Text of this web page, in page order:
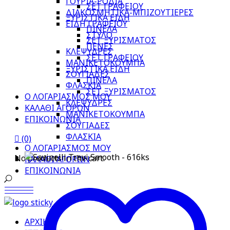
ΣΕΤ ΓΡΑΦΕΙΟΥ
ΞΥΡΙΣΤΙΚΑ ΕΙΔΗ
ΠΙΝΕΛΑ
ΣΕΤ ΞΥΡΙΣΜΑΤΟΣ
ΚΛΕΨΥΔΡΕΣ
ΜΑΝΙΚΕΤΟΚΟΥΜΠΑ
ΣΟΥΓΙΑΔΕΣ
ΦΛΑΣΚΙΑ
Ο ΛΟΓΑΡΙΑΣΜΟΣ ΜΟΥ
ΚΑΛΑΘΙ ΑΓΟΡΩΝ
ΕΠΙΚΟΙΝΩΝΙΑ
(0)
No products in the cart.
ΑΡΧΙΚΗ
ΔΙΑΚΟΣΜΗΤΙΚΑ-ΜΠΙΖΟΥΤΙΕΡΕΣ
ΕΙΔΗ ΓΡΑΦΕΙΟΥ
ΣΤΥΛΟ
ΠΕΝΕΣ
ΣΕΤ ΓΡΑΦΕΙΟΥ
ΞΥΡΙΣΤΙΚΑ ΕΙΔΗ
ΠΙΝΕΛΑ
ΣΕΤ ΞΥΡΙΣΜΑΤΟΣ
ΚΛΕΨΥΔΡΕΣ
ΜΑΝΙΚΕΤΟΚΟΥΜΠΑ
ΣΟΥΓΙΑΔΕΣ
ΦΛΑΣΚΙΑ
Ο ΛΟΓΑΡΙΑΣΜΟΣ ΜΟΥ
ΚΑΛΑΘΙ ΑΓΟΡΩΝ
ΕΠΙΚΟΙΝΩΝΙΑ